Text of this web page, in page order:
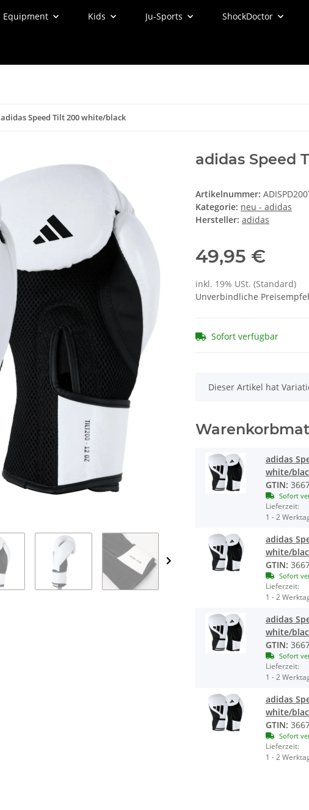
Equipment Kids Ju-Sports ShockDoctor
adidas Speed Tilt 200 white/black
adidas Speed
Artikelnummer:
Kategorie: neu - adidas
Hersteller: adidas
49,95 €
inkl. 19% USt. (Standard)
Unverbindliche
Sofort verfügbar
x
Dieser Artikel hat
adidas
white/
GTIN:
Sofort
Lieferzeit:
1 - 2
adidas
white/
GTIN:
Sofort
Lieferzeit:
1 - 2
adidas
white/
GTIN:
Sofort
Lieferzeit:
1 - 2
adidas
white/
GTIN:
Sofort
Lieferzeit:
1 - 2